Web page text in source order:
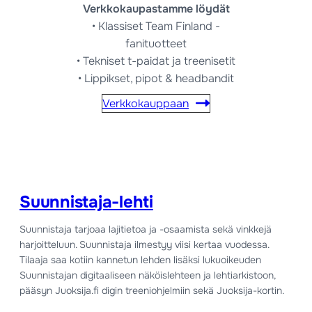
Verkkokaupastamme löydät
• Klassiset Team Finland -
fanituotteet
• Tekniset t-paidat ja treenisetit
• Lippikset, pipot & headbandit
Verkkokauppaan
Suunnistaja-lehti
Suunnistaja tarjoaa lajitietoa ja -osaamista sekä vinkkejä
harjoitteluun. Suunnistaja ilmestyy viisi kertaa vuodessa.
Tilaaja saa kotiin kannetun lehden lisäksi lukuoikeuden
Suunnistajan digitaaliseen näköislehteen ja lehtiarkistoon,
pääsyn Juoksija.fi digin treeniohjelmiin sekä Juoksija-kortin.